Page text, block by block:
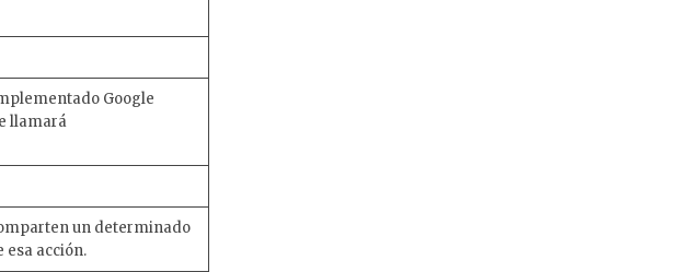
Google
llamará
un determinado
esa acción.